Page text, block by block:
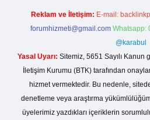
Reklam ve İletişim: E-mail:
forumhizmeti@gmail.com Whatsapp:
@karabul
Yasal Uyarı: Sitemiz, 5651 Sayılı
İletişim Kurumu (BTK) tarafından
hizmet vermektedir. Bu nedenle,
denetleme veya araştırma
üyelerimiz yazdıkları içeriklerin